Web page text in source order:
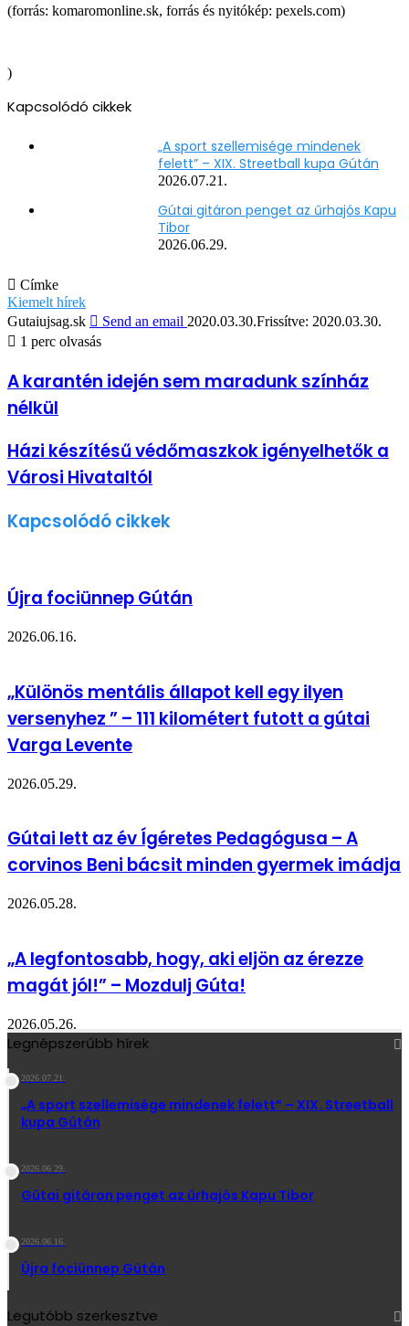
(forrás: komaromonline.sk, forrás és nyitókép: pexels.com)
)
Kapcsolódó cikkek
„A sport szellemisége mindenek
felett” – XIX. Streetball kupa Gútán
2026.07.21.
Gútai gitáron penget az űrhajós Kapu
Tibor
2026.06.29.
Címke
Kiemelt hírek
Gutaiujsag.sk
Send an email 2020.03.30.Frissítve: 2020.03.30.
1 perc olvasás
A karantén idején sem maradunk színház
nélkül
Házi készítésű védőmaszkok igényelhetők a
Városi Hivataltól
Kapcsolódó cikkek
Újra fociünnep Gútán
2026.06.16.
„Különös mentális állapot kell egy ilyen
versenyhez ” – 111 kilométert futott a gútai
Varga Levente
2026.05.29.
Gútai lett az év Ígéretes Pedagógusa – A
corvinos Beni bácsit minden gyermek imádja
2026.05.28.
„A legfontosabb, hogy, aki eljön az érezze
magát jól!” – Mozdulj Gúta!
2026.05.26.
Legnépszerűbb hírek
2026.07.21.
„A sport szellemisége mindenek felett” – XIX. Streetball
kupa Gútán
2026.06.29.
Gútai gitáron penget az űrhajós Kapu Tibor
2026.06.16.
Újra fociünnep Gútán
Legutóbb szerkesztve